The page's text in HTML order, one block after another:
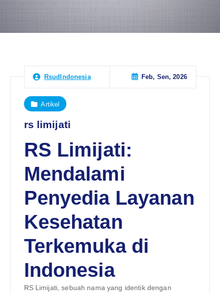
RsudIndonesia Feb, Sen, 2026
Artikel
rs limijati
RS Limijati:
Mendalami
Penyedia Layanan
Kesehatan
Terkemuka di
Indonesia
RS Limijati, sebuah nama yang identik dengan